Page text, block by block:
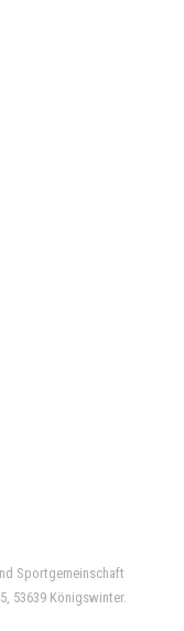
Sportgemeinschaft
53639 Königswinter.